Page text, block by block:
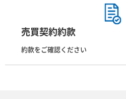
売買契約約款
約款をご確認ください